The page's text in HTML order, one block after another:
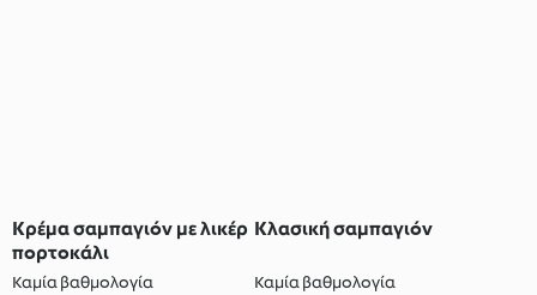
Κρέμα σαμπαγιόν με λικέρ
πορτοκάλι
Καμία βαθμολογία
Κλασική σαμπαγιόν
Καμία βαθμολογία